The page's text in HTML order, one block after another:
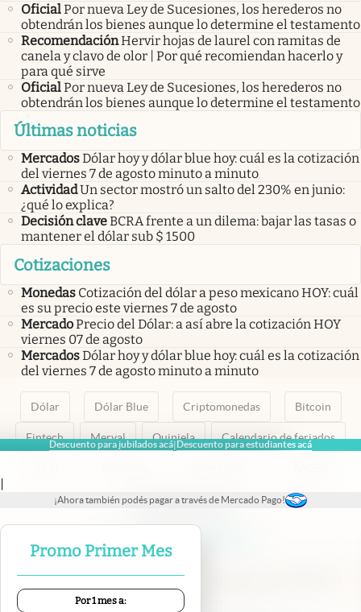
Descuento para jubilados acá|Descuento para estudiantes acá
|
¡Ahora también podés pagar a través de Mercado Pago!
Promo Primer Mes
Por 1 mes a:
OficialPor nueva Ley de Sucesiones, los herederos no
obtendrán los bienes aunque lo determine el testamento
RecomendaciónHervir hojas de laurel con ramitas de
canela y clavo de olor | Por qué recomiendan hacerlo y
para qué sirve
OficialPor nueva Ley de Sucesiones, los herederos no
obtendrán los bienes aunque lo determine el testamento
Últimas noticias
MercadosDólar hoy y dólar blue hoy: cuál es la cotización
del viernes 7 de agosto minuto a minuto
ActividadUn sector mostró un salto del 230% en junio:
¿qué lo explica?
Decisión claveBCRA frente a un dilema: bajar las tasas o
mantener el dólar sub $ 1500
Cotizaciones
Monedas Cotización del dólar a peso mexicano HOY: cuál
es su precio este viernes 7 de agosto
MercadoPrecio del Dólar: a así abre la cotización HOY
viernes 07 de agosto
MercadosDólar hoy y dólar blue hoy: cuál es la cotización
del viernes 7 de agosto minuto a minuto
Dólar Dólar Blue Criptomonedas Bitcoin
Fintech Merval Quiniela Calendario de feriados
abre en nueva pestaña
abre en nueva pestaña
abre en nueva pestaña
abre en nueva pestaña
abre en nueva pestaña